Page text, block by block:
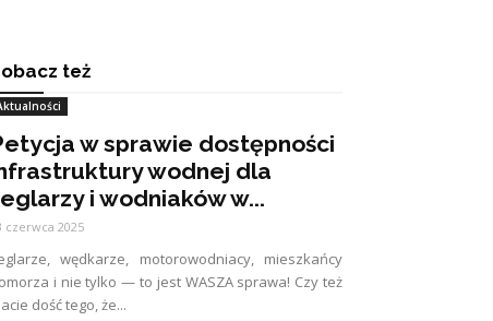
też
w sprawie dostępności
wodnej dla
i wodniaków w...
czerwca 2025
wędkarze, motorowodniacy, mieszkańcy
i nie tylko — to jest WASZA sprawa! Czy też
dość tego, że...